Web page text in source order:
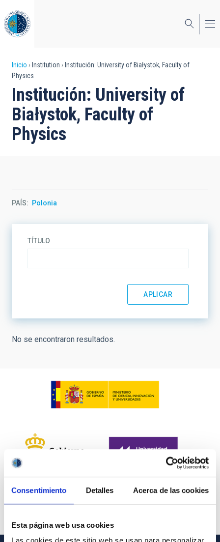
Consentimiento Detalles Acerca de las cookies
Esta página web usa cookies
al
contenido
principal
Sobrescribir
enlaces
de
ayuda
a
Inicio Institution
Institución: University of Białystok, Faculty of
Physics
Institución: University of
Białystok, Faculty of
Physics
PAÍS Polonia
TÍTULO
No se encontraron resultados.